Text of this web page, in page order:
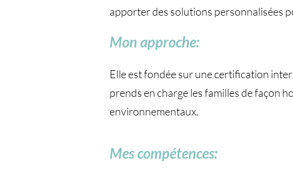
apporter des solutions personnalisées
Mon approche:
Elle est fondée sur une certification
prends en charge les familles de façon
environnementaux.
Mes compétences: